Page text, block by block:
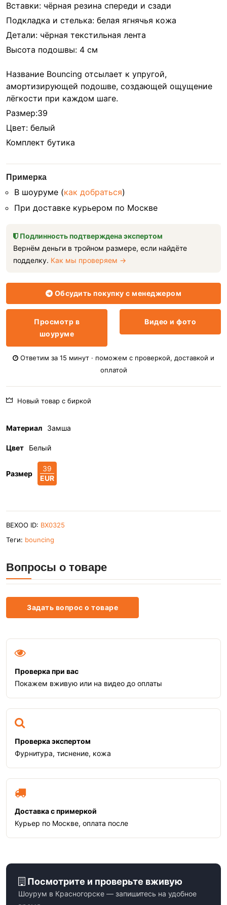
Вставки: чёрная резина спереди и сзади
Подкладка и стелька: белая ягнячья кожа
Детали: чёрная текстильная лента
Высота подошвы: 4 см
Название Bouncing отсылает к упругой,
амортизирующей подошве, создающей ощущение
лёгкости при каждом шаге.
Размер:39
Цвет: белый
Комплект бутика
Примерка
В шоуруме (как добраться)
При доставке курьером по Москве
Подлинность подтверждена экспертом
Вернём деньги в тройном размере, если найдёте
подделку. Как мы проверяем →
Обсудить покупку с менеджером
Просмотр в
шоуруме
Видео и фото
Ответим за 15 минут · поможем с проверкой, доставкой и
оплатой
Новый товар с биркой
Материал Замша
Цвет Белый
Размер
39
EUR
BEXOO ID: BX0325
Теги: bouncing
Вопросы о товаре
Задать вопрос о товаре
Проверка при вас
Покажем вживую или на видео до оплаты
Проверка экспертом
Фурнитура, тиснение, кожа
Доставка с примеркой
Курьер по Москве, оплата после
Посмотрите и проверьте вживую
Шоурум в Красногорске — запишитесь на удобное